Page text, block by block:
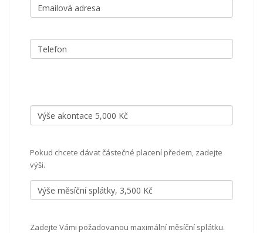
Pokud chcete dávat částečné placení předem, zadejte
výši.
Zadejte Vámi požadovanou maximální měsíční splátku.